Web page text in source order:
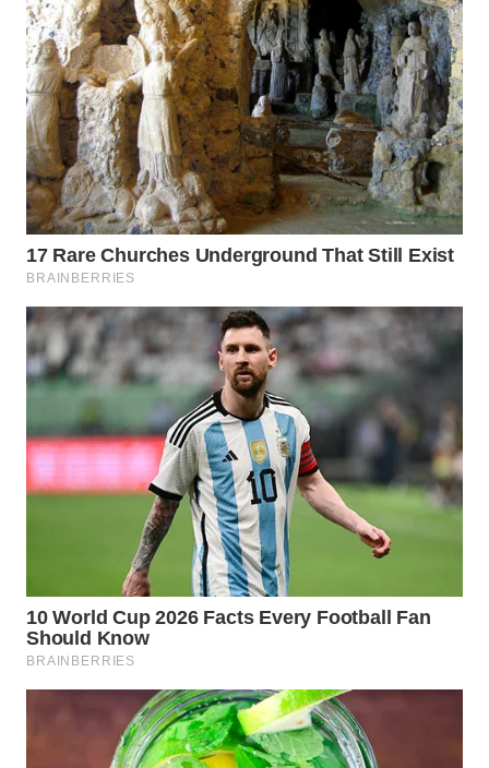
WN
DAIRI
WN
DANAU
TOBA
WN
NIAS
WN
LANGKAT
WN
TAPANULI
SELATAN
WN
WN
KARO
SIMALUNGUN